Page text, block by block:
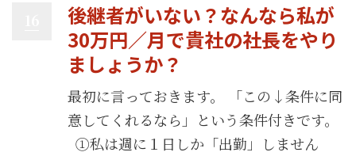
後継者がいない？なんなら私が
30万円／月で貴社の社長をやり
ましょうか？
最初に言っておきます。 「この↓条件に同
意してくれるなら」という条件付きです。
①私は週に１日しか「出勤」しません